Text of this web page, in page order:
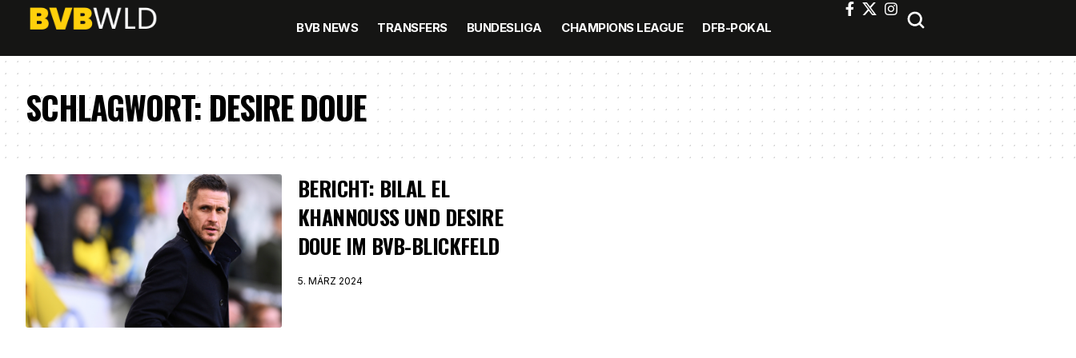
BVB NEWS TRANSFERS BUNDESLIGA CHAMPIONS LEAGUE DFB-POKAL
SCHLAGWORT:DESIRE DOUE
BERICHT: BILAL EL
KHANNOUSS UND DESIRE
DOUE IM BVB-BLICKFELD
5. MÄRZ 2024